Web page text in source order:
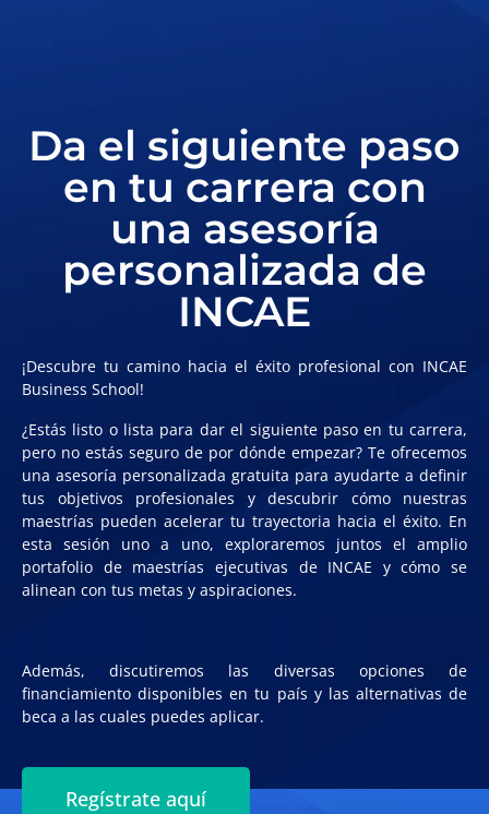
Da el siguiente paso
en tu carrera con
una asesoría
personalizada de
INCAE
¡Descubre tu camino hacia el éxito profesional con INCAE
Business School!
¿Estás listo o lista para dar el siguiente paso en tu carrera,
pero no estás seguro de por dónde empezar? Te ofrecemos
una asesoría personalizada gratuita para ayudarte a definir
tus objetivos profesionales y descubrir cómo nuestras
maestrías pueden acelerar tu trayectoria hacia el éxito. En
esta sesión uno a uno, exploraremos juntos el amplio
portafolio de maestrías ejecutivas de INCAE y cómo se
alinean con tus metas y aspiraciones.
Además, discutiremos las diversas opciones de
financiamiento disponibles en tu país y las alternativas de
beca a las cuales puedes aplicar.
Regístrate aquí